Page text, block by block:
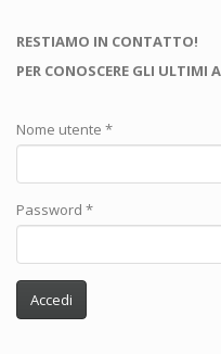
RESTIAMO IN CONTATTO!
PER CONOSCERE GLI
Nome utente *
Password *
Accedi